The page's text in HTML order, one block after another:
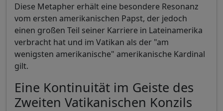
Diese Metapher erhält eine besondere Resonanz
vom ersten amerikanischen Papst, der jedoch
einen großen Teil seiner Karriere in Lateinamerika
verbracht hat und im Vatikan als der "am
wenigsten amerikanische" amerikanische Kardinal
gilt.
Eine Kontinuität im Geiste des
Zweiten Vatikanischen Konzils